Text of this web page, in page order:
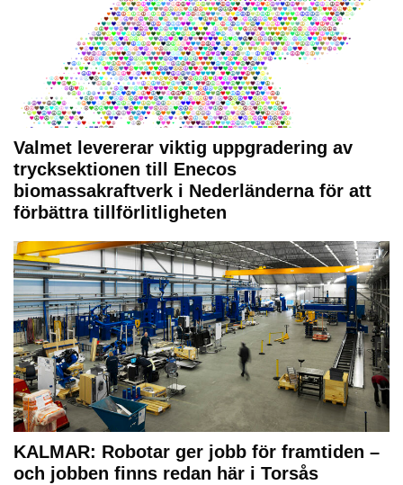
Valmet levererar viktig uppgradering av
trycksektionen till Enecos
biomassakraftverk i Nederländerna för att
förbättra tillförlitligheten
KALMAR: Robotar ger jobb för framtiden –
och jobben finns redan här i Torsås